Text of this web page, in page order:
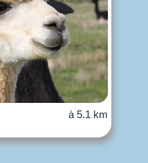
à 5.1 km